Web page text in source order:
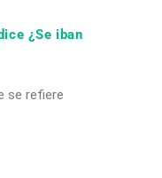
¿Se iban
se refiere